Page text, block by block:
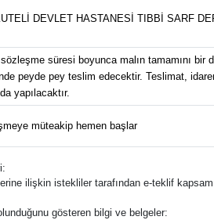
DEVLET HASTANESİ TIBBİ SARF
süresi boyunca malın tamamını
peyde pey teslim edecektir. Teslimat,
yapılacaktır.
müteakip hemen başlar
ilişkin istekliler tarafından e-teklif
gösteren bilgi ve belgeler: